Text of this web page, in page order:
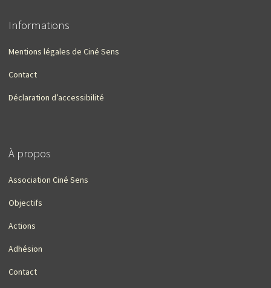
Informations
Mentions légales de Ciné Sens
Contact
Déclaration d’accessibilité
À propos
Association Ciné Sens
Objectifs
Actions
Adhésion
Contact